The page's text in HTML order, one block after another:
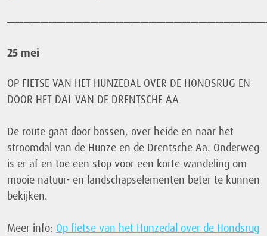
25 mei
OP FIETSE VAN HET HUNZEDAL OVER DE HONDSRUG EN
DOOR HET DAL VAN DE DRENTSCHE AA
De route gaat door bossen, over heide en naar het
stroomdal van de Hunze en de Drentsche Aa. Onderweg
is er af en toe een stop voor een korte wandeling om
mooie natuur- en landschapselementen beter te kunnen
bekijken.
Meer info: Op fietse van het Hunzedal over de Hondsrug